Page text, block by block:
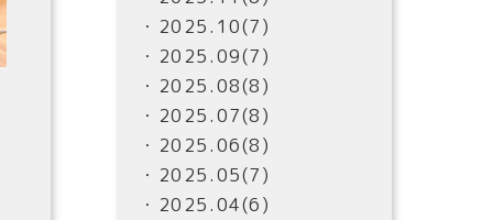
・2025.10(7)
・2025.09(7)
・2025.08(8)
・2025.07(8)
・2025.06(8)
・2025.05(7)
・2025.04(6)